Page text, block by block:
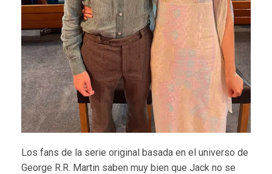
Los fans de la serie original basada en el universo de
George R.R. Martin saben muy bien que Jack no se